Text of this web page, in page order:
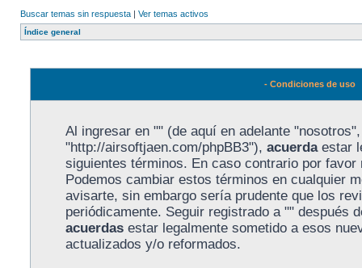
Buscar temas sin respuesta | Ver temas activos
Índice general
- Condiciones de uso
Al ingresar en "" (de aquí en adelante
"http://airsoftjaen.com/phpBB3"), acuerdaestar
siguientes términos. En caso contrario por
Podemos cambiar estos términos en cualquier
avisarte, sin embargo sería prudente que los
periódicamente. Seguir registrado a "" después
acuerdasestar legalmente sometido a esos
actualizados y/o reformados.